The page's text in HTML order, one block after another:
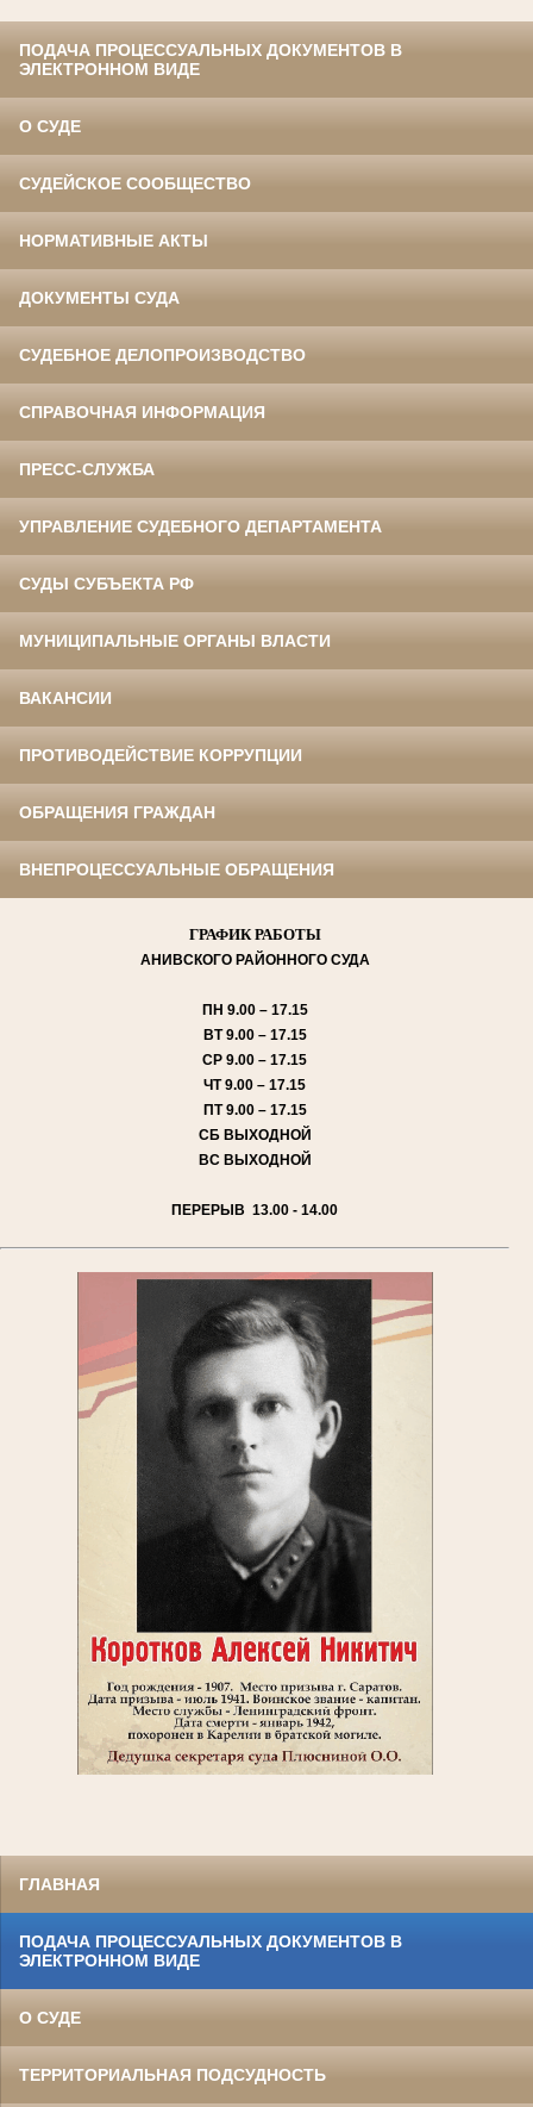
ПОДАЧА ПРОЦЕССУАЛЬНЫХ ДОКУМЕНТОВ В
ЭЛЕКТРОННОМ ВИДЕ
О СУДЕ
СУДЕЙСКОЕ СООБЩЕСТВО
НОРМАТИВНЫЕ АКТЫ
ДОКУМЕНТЫ СУДА
СУДЕБНОЕ ДЕЛОПРОИЗВОДСТВО
СПРАВОЧНАЯ ИНФОРМАЦИЯ
ПРЕСС-СЛУЖБА
УПРАВЛЕНИЕ СУДЕБНОГО ДЕПАРТАМЕНТА
СУДЫ СУБЪЕКТА РФ
МУНИЦИПАЛЬНЫЕ ОРГАНЫ ВЛАСТИ
ВАКАНСИИ
ПРОТИВОДЕЙСТВИЕ КОРРУПЦИИ
ОБРАЩЕНИЯ ГРАЖДАН
ВНЕПРОЦЕССУАЛЬНЫЕ ОБРАЩЕНИЯ
ГРАФИК РАБОТЫ
АНИВСКОГО РАЙОННОГО СУДА
ПН 9.00 – 17.15
ВТ9.00 – 17.15
СР 9.00 – 17.15
ЧТ9.00 – 17.15
ПТ9.00 – 17.15
СБ ВЫХОДНОЙ
ВС ВЫХОДНОЙ
ПЕРЕРЫВ 13.00 - 14.00
ГЛАВНАЯ
ПОДАЧА ПРОЦЕССУАЛЬНЫХ ДОКУМЕНТОВ В
ЭЛЕКТРОННОМ ВИДЕ
О СУДЕ
ТЕРРИТОРИАЛЬНАЯ ПОДСУДНОСТЬ